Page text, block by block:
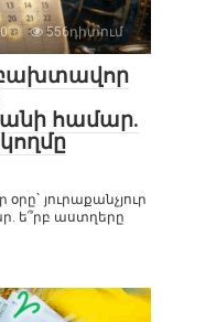
556դիտում
համար.
յուրաքանչյուր
ե՞րբ աստղերը